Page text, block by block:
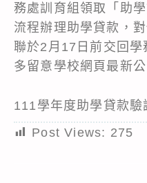
務處訓育組領取「助
流程辦理助學貸款，
聯於2月17日前交回
多留意學校網頁最新公
111學年度助學貸款驗
Post Views: 275